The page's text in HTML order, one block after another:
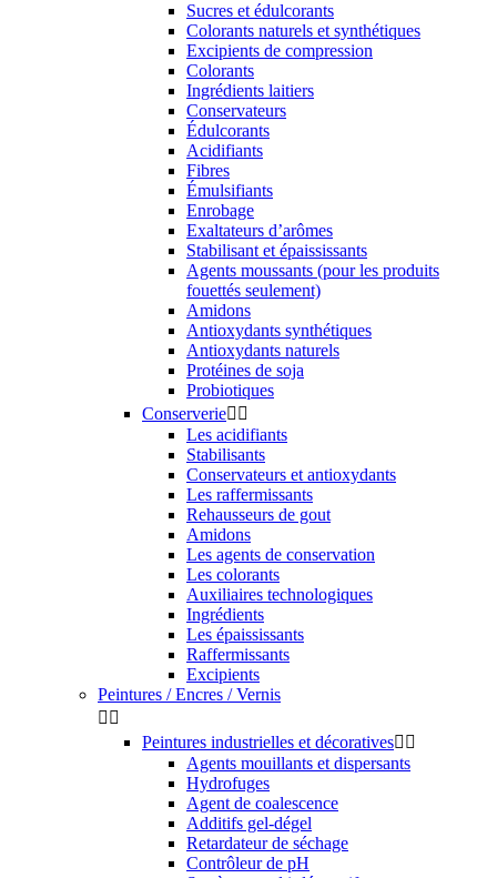
Sucres et édulcorants
Colorants naturels et synthétiques
Excipients de compression
Colorants
Ingrédients laitiers
Conservateurs
Édulcorants
Acidifiants
Fibres
Émulsifiants
Enrobage
Exaltateurs d’arômes
Stabilisant et épaississants
Agents moussants (pour les produits
fouettés seulement)
Amidons
Antioxydants synthétiques
Antioxydants naturels
Protéines de soja
Probiotiques
Conserverie 
Les acidifiants
Stabilisants
Conservateurs et antioxydants
Les raffermissants
Rehausseurs de gout
Amidons
Les agents de conservation
Les colorants
Auxiliaires technologiques
Ingrédients
Les épaississants
Raffermissants
Excipients
Peintures / Encres / Vernis
 
Peintures industrielles et décoratives 
Agents mouillants et dispersants
Hydrofuges
Agent de coalescence
Additifs gel-dégel
Retardateur de séchage
Contrôleur de pH